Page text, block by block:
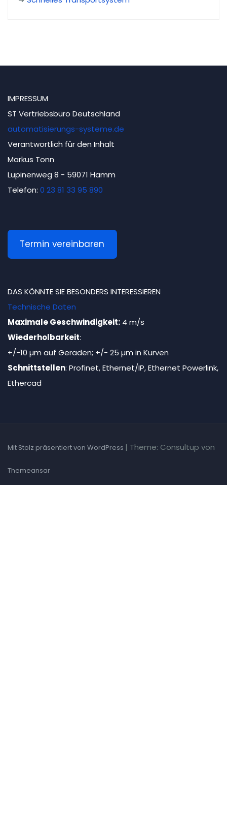
IMPRESSUM
ST Vertriebsbüro Deutschland
automatisierungs-systeme.de
Verantwortlich für den Inhalt
Markus Tonn
Lupinenweg 8 - 59071 Hamm
Telefon: 0 23 81 33 95 890
Termin vereinbaren
DAS KÖNNTE SIE BESONDERS INTERESSIEREN
Technische Daten
Maximale Geschwindigkeit: 4 m/s
Wiederholbarkeit:
+/-10 µm auf Geraden; +/- 25 µm in Kurven
Schnittstellen: Profinet, Ethernet/IP, Ethernet Powerlink,
Ethercad
Mit Stolz präsentiert von WordPress | Theme: Consultup von
Themeansar